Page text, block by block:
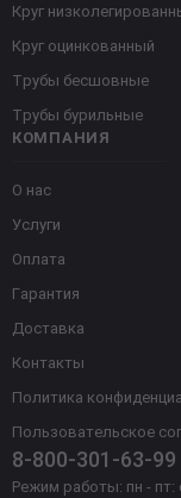
КОМПАНИЯ
О нас
Услуги
Оплата
Гарантия
Доставка
Контакты
Политика
Пользовательское
8-800-301-63-99
Режим работы: пн - пт:
Круг
Круг оцинкованный
Трубы бесшовные
Трубы бурильные